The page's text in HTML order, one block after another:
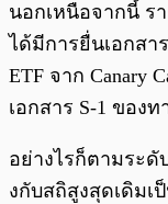
นอกเหนือจากนี้ รา
ได้มีการยื่นเอกสา
ETF จาก Canary
เอกสาร S-1 ของ
อย่างไรก็ตามระดั
งกับสถิสูงสุดเดิมเ